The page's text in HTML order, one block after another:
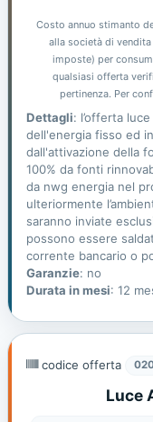
Costo annuo stimanto
alla società di
imposte) per
qualsiasi offerta
pertinenza. Per
Dettagli: l’offerta
dell'energia fisso ed
dall'attivazione della
100% da fonti
da nwg energia nel
ulteriormente
saranno inviate
possono essere
corrente bancario o
Garanzie: no
Durata in mesi: 12
codice offerta
Luce